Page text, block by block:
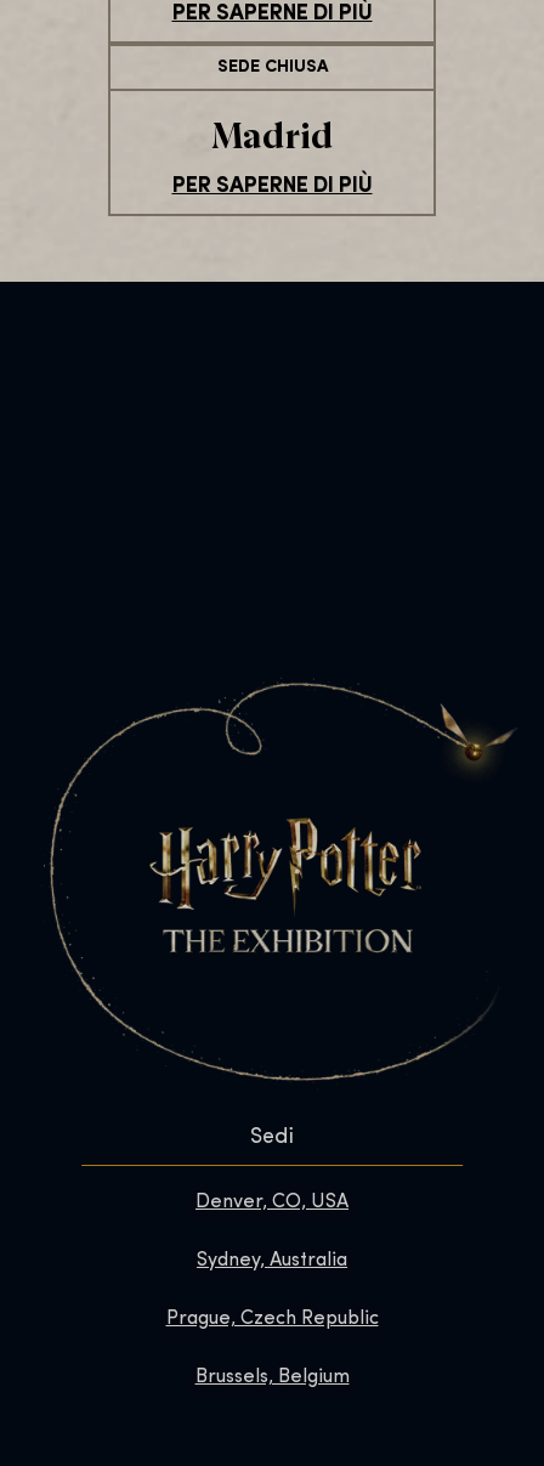
PER SAPERNE DI PIÙ
SEDE CHIUSA
Madrid
PER SAPERNE DI PIÙ
Sedi
Denver, CO, USA
Sydney, Australia
Prague, Czech Republic
Brussels, Belgium